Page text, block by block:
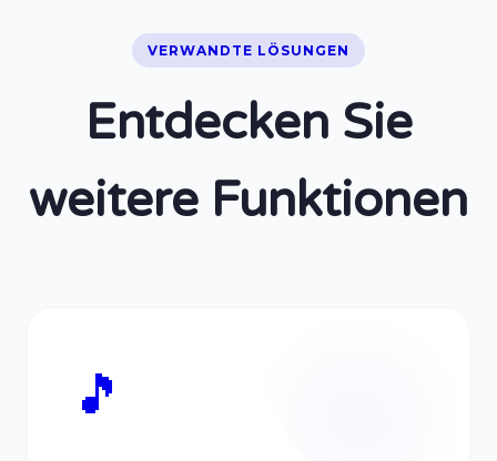
VERWANDTE LÖSUNGEN
Entdecken Sie
weitere Funktionen
🎵